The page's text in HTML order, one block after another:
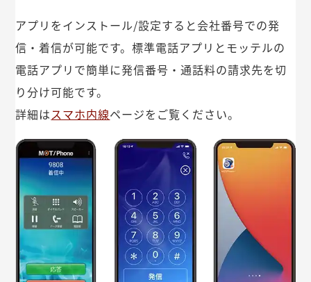
アプリをインストール/設定すると会社番号での発
信・着信が可能です。標準電話アプリとモッテルの
電話アプリで簡単に発信番号・通話料の請求先を切
り分け可能です。
詳細はスマホ内線ページをご覧ください。